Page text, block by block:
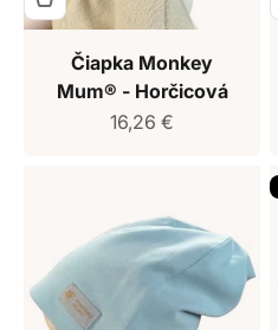
Čiapka Monkey
Mum® - Horčicová
Predajná cena
16,26 €